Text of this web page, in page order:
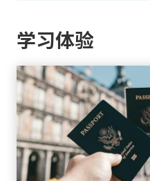
学习体验